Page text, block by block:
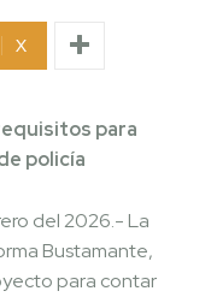
X
para
policía
del 2026.- La
Bustamante,
para contar